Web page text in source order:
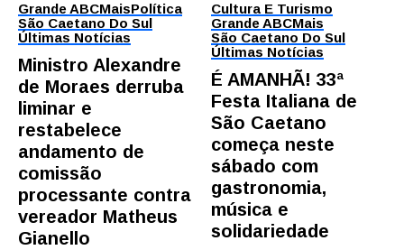
Grande ABCMaisPolítica
São Caetano Do Sul
Últimas Notícias
Ministro Alexandre
de Moraes derruba
liminar e
restabelece
andamento de
comissão
processante contra
vereador Matheus
Gianello
Cultura E Turismo
Grande ABCMais
São Caetano Do Sul
Últimas Notícias
É AMANHÃ! 33ª
Festa Italiana de
São Caetano
começa neste
sábado com
gastronomia,
música e
solidariedade